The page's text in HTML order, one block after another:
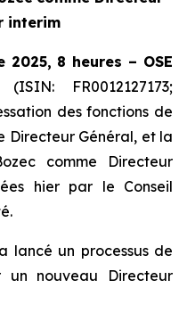
interim
2025, 8 heures – OSE
(ISIN: FR0012127173;
des fonctions de
Directeur Général, et la
comme Directeur
hier par le Conseil
lancé un processus de
un nouveau Directeur